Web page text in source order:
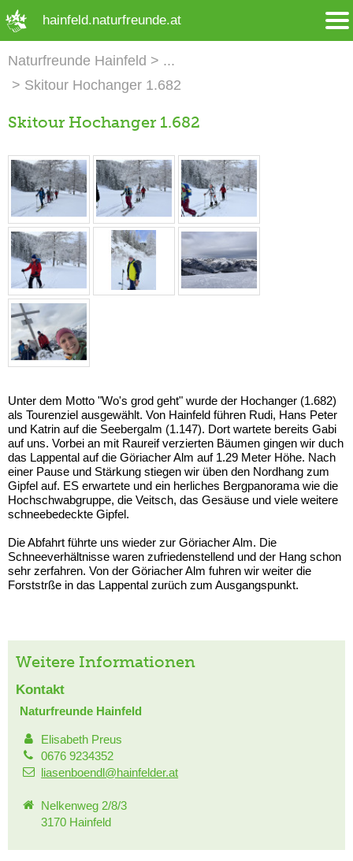
hainfeld.naturfreunde.at
Naturfreunde Hainfeld
Skitour Hochanger 1.682
Skitour Hochanger 1.682
Unter dem Motto "Wo's grod geht" wurde der Hochanger (1.682)
als Tourenziel ausgewählt. Von Hainfeld führen Rudi, Hans Peter
und Katrin auf die Seebergalm (1.147). Dort wartete bereits Gabi
auf uns. Vorbei an mit Raureif verzierten Bäumen gingen wir duch
das Lappental auf die Göriacher Alm auf 1.29 Meter Höhe. Nach
einer Pause und Stärkung stiegen wir üben den Nordhang zum
Gipfel auf. ES erwartete und ein herliches Bergpanorama wie die
Hochschwabgruppe, die Veitsch, das Gesäuse und viele weitere
schneebedeckte Gipfel.
Die Abfahrt führte uns wieder zur Göriacher Alm. Die
Schneeverhältnisse waren zufriedenstellend und der Hang schon
sehr zerfahren. Von der Göriacher Alm fuhren wir weiter die
Forststrße in das Lappental zurüch zum Ausgangspunkt.
Weitere Informationen
Kontakt
Naturfreunde Hainfeld
Elisabeth Preus
0676 9234352
liasenboendl@hainfelder.at
Nelkenweg 2/8/3
3170 Hainfeld